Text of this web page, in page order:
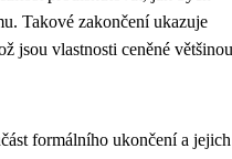
Takové zakončení ukazuje
jsou vlastnosti ceněné většinou
formálního ukončení a jejich